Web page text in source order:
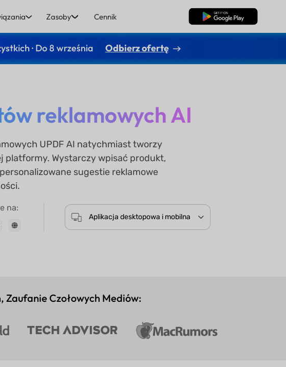
Zasoby Cennik Pobierz za darmo
· Do 8 września Odbierz ofertę
reklamowych AI
UPDF AI natychmiast tworzy
platformy. Wystarczy wpisać produkt,
sugestie reklamowe
na:
Aplikacja desktopowa i mobilna
Zaufanie Czołowych Mediów: